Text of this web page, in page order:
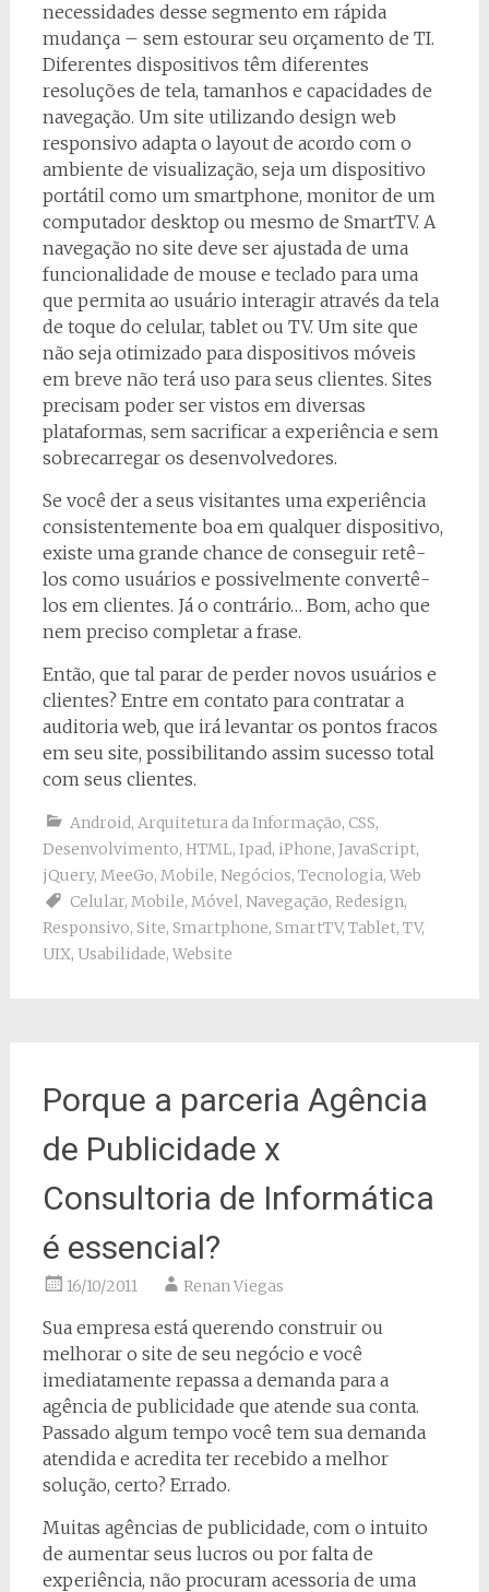
necessidades desse segmento em rápida
mudança – sem estourar seu orçamento de TI.
Diferentes dispositivos têm diferentes
resoluções de tela, tamanhos e capacidades de
navegação. Um site utilizando design web
responsivo adapta o layout de acordo com o
ambiente de visualização, seja um dispositivo
portátil como um smartphone, monitor de um
computador desktop ou mesmo de SmartTV. A
navegação no site deve ser ajustada de uma
funcionalidade de mouse e teclado para uma
que permita ao usuário interagir através da tela
de toque do celular, tablet ou TV. Um site que
não seja otimizado para dispositivos móveis
em breve não terá uso para seus clientes. Sites
precisam poder ser vistos em diversas
plataformas, sem sacrificar a experiência e sem
sobrecarregar os desenvolvedores.
Se você der a seus visitantes uma experiência
consistentemente boa em qualquer dispositivo,
existe uma grande chance de conseguir retê-
los como usuários e possivelmente convertê-
los em clientes. Já o contrário… Bom, acho que
nem preciso completar a frase.
Então, que tal parar de perder novos usuários e
clientes? Entre em contato para contratar a
auditoria web, que irá levantar os pontos fracos
em seu site, possibilitando assim sucesso total
com seus clientes.
Android, Arquitetura da Informação, CSS,
Desenvolvimento, HTML, Ipad, iPhone, JavaScript,
jQuery, MeeGo, Mobile, Negócios, Tecnologia, Web
Celular, Mobile, Móvel, Navegação, Redesign,
Responsivo, Site, Smartphone, SmartTV,Tablet, TV,
UIX, Usabilidade, Website
Porque a parceria Agência
de Publicidade x
Consultoria de Informática
é essencial?
16/10/2011 Renan Viegas
Sua empresa está querendo construir ou
melhorar o site de seu negócio e você
imediatamente repassa a demanda para a
agência de publicidade que atende sua conta.
Passado algum tempo você tem sua demanda
atendida e acredita ter recebido a melhor
solução, certo? Errado.
Muitas agências de publicidade, com o intuito
de aumentar seus lucros ou por falta de
experiência, não procuram acessoria de uma